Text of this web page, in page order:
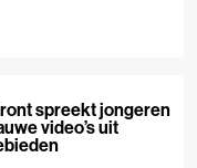
spreekt jongeren
video’s uit